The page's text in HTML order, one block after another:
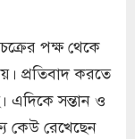
পক্ষ থেকে
প্রতিবাদ করতে
এদিকে সন্তান ও
কেউ রেখেছেন